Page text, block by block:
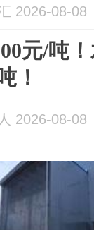
2026-08-08
元/吨
！
2026-08-08